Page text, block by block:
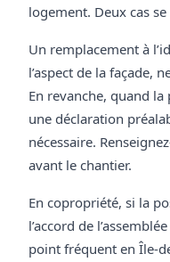
logement. Deux cas
Un remplacement à
l’aspect de la façade,
En revanche, quand la
une déclaration
nécessaire.
avant le chantier.
En copropriété, si la
l’accord de
point fréquent en Île-